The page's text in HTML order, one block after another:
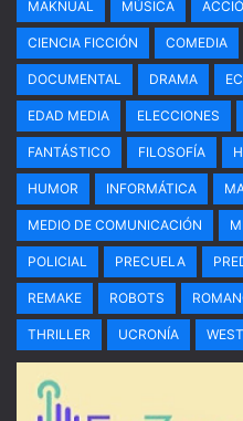
MAKNUAL MÚSICA
CIENCIA FICCIÓN COMEDIA
DOCUMENTAL DRAMA
EDAD MEDIA ELECCIONES
FANTÁSTICO FILOSOFÍA
HUMOR INFORMÁTICA
MEDIO DE COMUNICACIÓN
POLICIAL PRECUELA
REMAKE ROBOTS
THRILLER UCRONÍA